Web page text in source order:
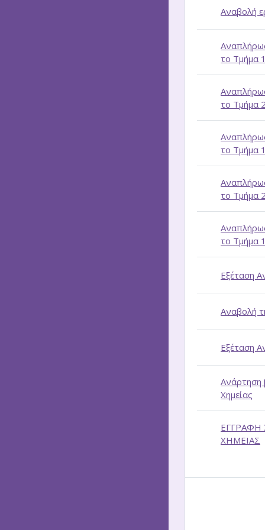
Αναβολή
το Τμήμα 1
το Τμήμα 2
το Τμήμα 1
το Τμήμα 2
το Τμήμα 1
Εξέταση
Αναβολή
Εξέταση
Ανάρτηση
Χημείας
ΕΓΓΡΑΦΗ
ΧΗΜΕΙΑΣ